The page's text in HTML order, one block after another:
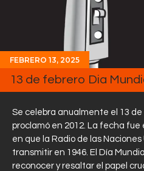
FEBRERO 13, 2025
13 de febrero Dia
Se celebra anualmente el 13
proclamó en 2012. La fecha
en que la Radio de las
transmitir en 1946. El Día
reconocer y resaltar el papel